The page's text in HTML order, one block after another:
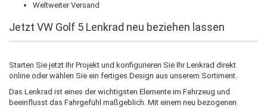
Weltweiter Versand
Jetzt VW Golf 5 Lenkrad neu beziehen lassen
Starten Sie jetzt Ihr Projekt und konfigurieren Sie Ihr Lenkrad direkt
online oder wählen Sie ein fertiges Design aus unserem Sortiment.
Das Lenkrad ist eines der wichtigsten Elemente im Fahrzeug und
beeinflusst das Fahrgefühl maßgeblich. Mit einem neu bezogenen